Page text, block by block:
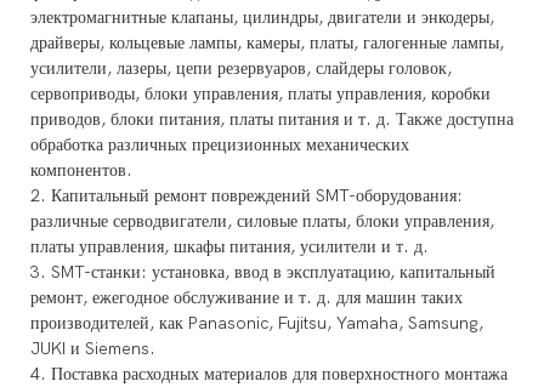
электромагнитные клапаны, цилиндры, двигатели и энкодеры,
драйверы, кольцевые лампы, камеры, платы, галогенные лампы,
усилители, лазеры, цепи резервуаров, слайдеры головок,
сервоприводы, блоки управления, платы управления, коробки
приводов, блоки питания, платы питания и т. д. Также доступна
обработка различных прецизионных механических
компонентов.
2. Капитальный ремонт повреждений SMT-оборудования:
различные серводвигатели, силовые платы, блоки управления,
платы управления, шкафы питания, усилители и т. д.
3. SMT-станки: установка, ввод в эксплуатацию, капитальный
ремонт, ежегодное обслуживание и т. д. для машин таких
производителей, как Panasonic, Fujitsu, Yamaha, Samsung,
JUKI и Siemens.
4. Поставка расходных материалов для поверхностного монтажа